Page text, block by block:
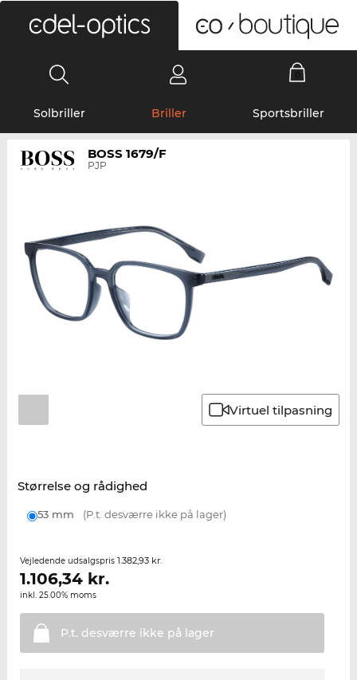
Solbriller Briller Sportsbriller
BOSS 1679/F
PJP
Virtuel tilpasning
Størrelse og rådighed
53 mm (P.t. desværre ikke på lager)
Vejledende udsalgspris 1.382,93 kr.
1.106,34kr.
inkl. 25.00% moms
P.t. desværre ikke på lager